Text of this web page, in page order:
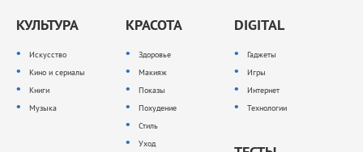
КУЛЬТУРА
Искусство
Кино и сериалы
Книги
Музыка
КРАСОТА
Здоровье
Макияж
Показы
Похудение
Стиль
Уход
DIGITAL
Гаджеты
Игры
Интернет
Технологии